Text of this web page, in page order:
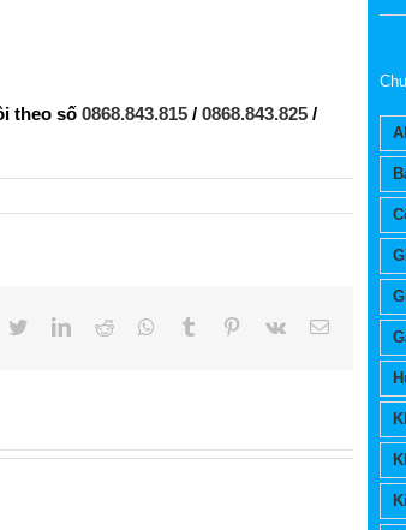
theo số 0868.843.815 / 0868.843.825 /
TwitterLinkedIn
Reddit Whatsapp
Tumblr Pinterest
Vk Email